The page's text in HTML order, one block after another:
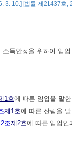
3. 10.] [법률 제21437호,
득안정을 위하여 임
1호에 따른 임업을 말한
제1호에 따른 산림을
조제2호에 따른 임업인